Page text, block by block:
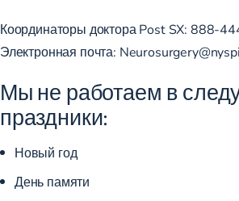
Координаторы доктора Post SX: 888-
Электронная почта:
Мы не работаем в
праздники:
Новый год
День памяти